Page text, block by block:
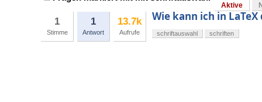
Aktive
1
Stimme
1
Antwort
13.7k
Aufrufe
Wie kann ich in
schriftauswahl schriften